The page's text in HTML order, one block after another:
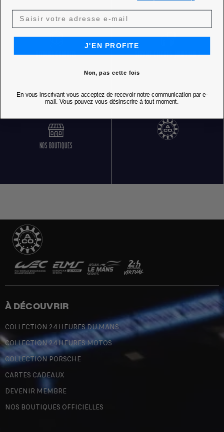
RETOURS GRATUITS SERVICE CLIENT 5 JOURS SUR 7
NOS BOUTIQUES
À DÉCOUVRIR
COLLECTION 24 HEURES DU MANS
COLLECTION 24 HEURES MOTOS
COLLECTION PORSCHE
CARTES CADEAUX
DEVENIR MEMBRE
NOS BOUTIQUES OFFICIELLES
J'EN PROFITE
Non, pas cette fois
En vous inscrivant vous acceptez de recevoir notre communication par e-
mail. Vous pouvez vous désinscrire à tout moment.